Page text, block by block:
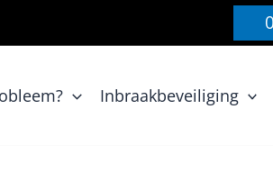
Inbraakbeveiliging